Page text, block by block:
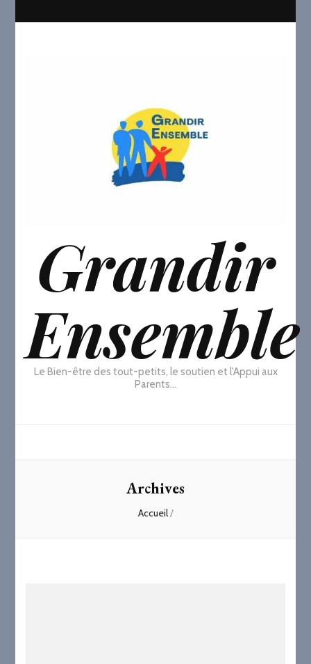
Grandir
Ensemble
Le Bien-être des tout-petits, le soutien et l'Appui aux
Parents…
Archives
Accueil/